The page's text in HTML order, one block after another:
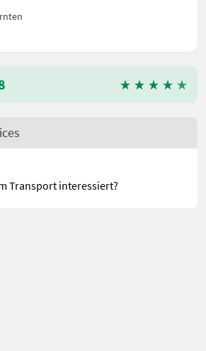
Transport interessiert?